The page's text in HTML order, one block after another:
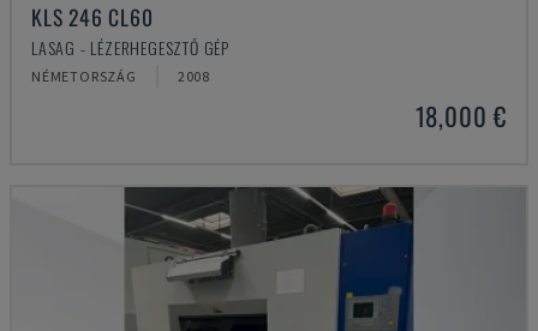
KLS 246 CL60
LASAG - LÉZERHEGESZTŐ GÉP
NÉMETORSZÁG 2008
18,000 €